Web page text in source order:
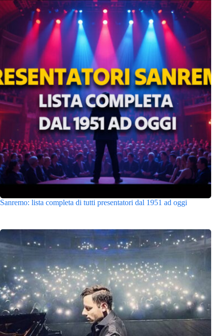
Sanremo: lista completa di tutti presentatori dal 1951 ad oggi